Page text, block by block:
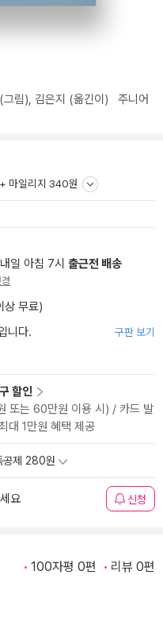
(그림), 김은지 (옮긴이) 주니어
마일리지 340원
일 아침 7시 출근전 배송
상 무료)
니다. 구판 보기
할인
또는 60만원 이용 시) / 카드 발
대 1만원 혜택 제공
공제 280원
요 신청
100자평 0편 리뷰 0편